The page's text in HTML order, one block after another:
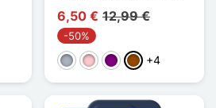
6,50 € 12,99 €
-50%
GrauPinkViolettBraun
+4